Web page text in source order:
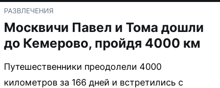
РАЗВЛЕЧЕНИЯ
Москвичи Павел и Тома дошли
до Кемерово, пройдя 4000 км
Путешественники преодолели 4000
километров за 166 дней и встретились с